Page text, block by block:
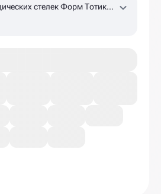
стелек Форм Тотикс